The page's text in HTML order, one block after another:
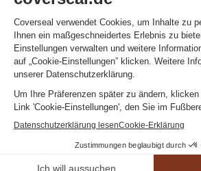
Datenschutzerklärung
Klicken Sie hier, um Ihre